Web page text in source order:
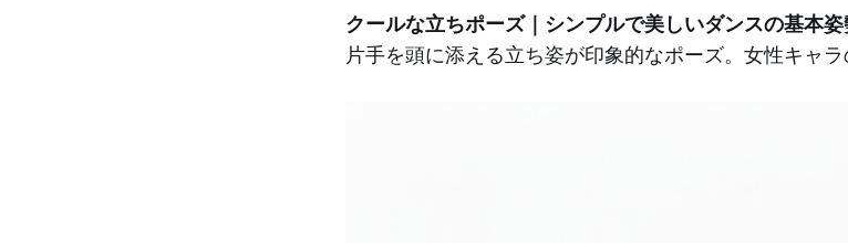
クールな立ちポーズ｜シンプルで美しいダンスの基本
片手を頭に添える立ち姿が印象的なポーズ。女性キャラ